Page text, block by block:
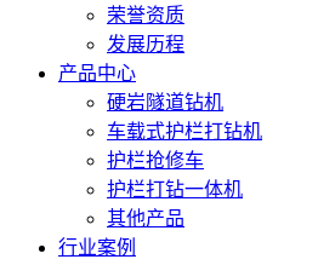
荣誉资质
发展历程
产品中心
硬岩隧道钻机
车载式护栏打钻机
护栏抢修车
护栏打钻一体机
其他产品
行业案例